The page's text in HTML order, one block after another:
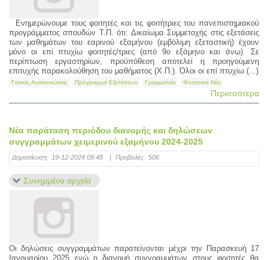
Ενημερώνουμε τους φοιτητές και τις φοιτήτριες του πανεπιστημιακού
προγράμματος σπουδών Τ.Π. ότι: Δικαίωμα Συμμετοχής στις εξετάσεις
των μαθημάτων του εαρινού εξαμήνου (εμβόλιμη εξεταστική) έχουν
μόνο οι επί πτυχίω φοιτητές/τριες (από 9ο εξάμηνο και άνω). Σε
περίπτωση εργαστηρίων, προϋπόθεση αποτελεί η προηγούμενη
επιτυχής παρακολούθηση του μαθήματος (Χ.Π.). Όλοι οι επί πτυχίω (...)
Γενικές Ανακοινώσεις Πρόγραμμα Εξετάσεων Γραμματεία Φοιτητικά Νέα
Περισσότερα
Νέα παράταση περιόδου διανομής και δηλώσεων
συγγραμμάτων χειμερινού εξαμήνου 2024-2025
Δημοσίευση: 19-12-2024 09:48 | Προβολές: 506
Συνημμένα αρχεία
Οι δηλώσεις συγγραμμάτων παρατείνονται μέχρι την Παρασκευή 17
Ιανουαρίου 2025 ενώ η διανομή συγγραμμάτων στους φοιτητές θα